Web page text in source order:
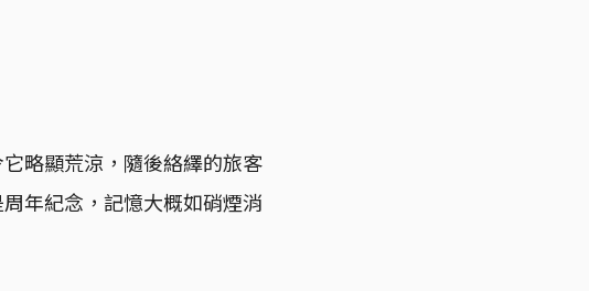
略顯荒涼，隨後絡繹的旅客
年紀念，記憶大概如硝煙消